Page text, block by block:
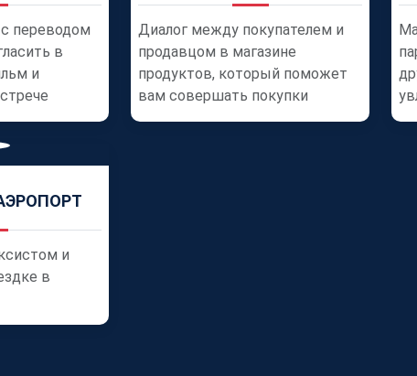
переводом
в
и
Диалог между покупателем и
продавцом в магазине
продуктов, который поможет
вам совершать покупки
и
в